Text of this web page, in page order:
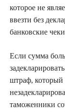
которое не
ввезти без
банковские
Если сумма
штраф, который
таможенники